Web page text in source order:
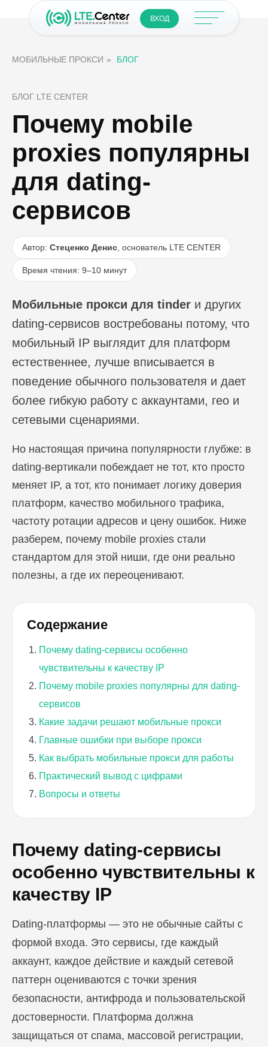
ВХОД
МОБИЛЬНЫЕ ПРОКСИ » БЛОГ
БЛОГ LTE CENTER
Почему mobile
proxies популярны
для dating-
сервисов
Автор: Стеценко Денис , основатель LTE CENTER
Время чтения: 9–10 минут
Мобильные прокси для tinder и других
dating-сервисов востребованы потому, что
мобильный IP выглядит для платформ
естественнее, лучше вписывается в
поведение обычного пользователя и дает
более гибкую работу с аккаунтами, гео и
сетевыми сценариями.
Но настоящая причина популярности глубже: в
dating-вертикали побеждает не тот, кто просто
меняет IP, а тот, кто понимает логику доверия
платформ, качество мобильного трафика,
частоту ротации адресов и цену ошибок. Ниже
разберем, почему mobile proxies стали
стандартом для этой ниши, где они реально
полезны, а где их переоценивают.
Содержание
Почему dating-сервисы особенно
чувствительны к качеству IP
Почему mobile proxies популярны для dating-
сервисов
Какие задачи решают мобильные прокси
Главные ошибки при выборе прокси
Как выбрать мобильные прокси для работы
Практический вывод с цифрами
Вопросы и ответы
Почему dating-сервисы
особенно чувствительны к
качеству IP
Dating-платформы — это не обычные сайты с
формой входа. Это сервисы, где каждый
аккаунт, каждое действие и каждый сетевой
паттерн оцениваются с точки зрения
безопасности, антифрода и пользовательской
достоверности. Платформа должна
защищаться от спама, массовой регистрации,